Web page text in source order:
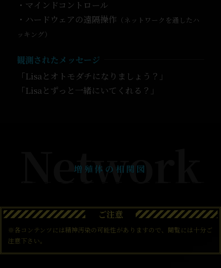
・マインドコントロール
・ハードウェアの遠隔操作 （ネットワークを通したハ
ッキング）
観測されたメッセージ
「Lisaとオトモダチになりましょう？」
「Lisaとずっと一緒にいてくれる？」
増殖体の相関図
Network
ご注意
※各コンテンツには精神汚染の可能性がありますので、閲覧には十分ご
注意下さい。